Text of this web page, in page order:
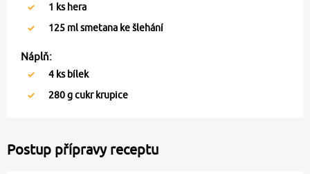
1 ks hera
125 ml smetana ke šlehání
Náplň:
4 ks bílek
280g cukr krupice
Postup přípravy receptu